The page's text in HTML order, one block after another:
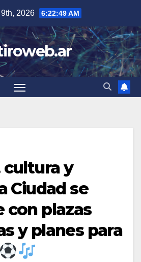
2026 6:22:50 AM
cultura y
Ciudad se
con plazas
y planes para